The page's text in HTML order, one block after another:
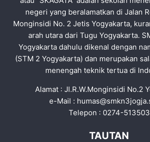
negeri yang beralamatkan di Jalan
Monginsidi No. 2 Jetis Yogyakarta,
arah utara dari Tugu Yogyakarta.
Yogyakarta dahulu dikenal dengan
(STM 2 Yogyakarta) dan merupakan
menengah teknik tertua di
Alamat : Jl.R.W.Monginsidi No.2
e-Mail :
Telepon : 0274-513503
TAUTAN